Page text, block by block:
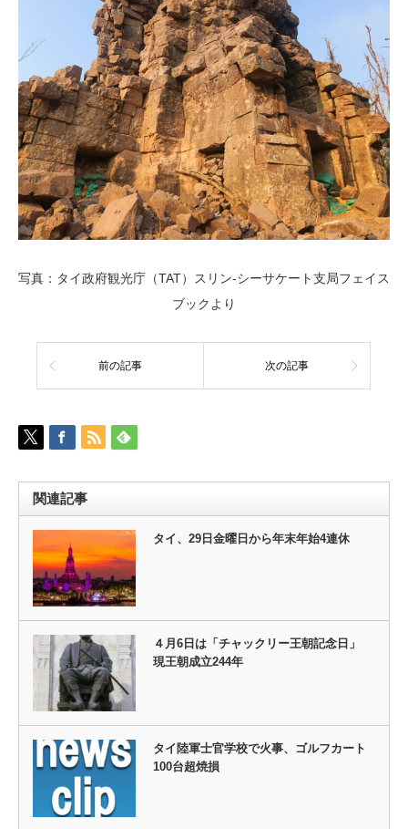
写真：タイ政府観光庁（TAT）スリン-シーサケート支局フェイス
ブックより
前の記事 次の記事
関連記事
タイ、29日金曜日から年末年始4連休
４月6日は「チャックリー王朝記念日」
現王朝成立244年
タイ陸軍士官学校で火事、ゴルフカート
100台超焼損